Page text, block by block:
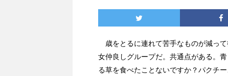
歳をとるに連れて苦手なものが減っ
女仲良しグループだ。共通点がある。
る草を食べたことないですか？パクチ